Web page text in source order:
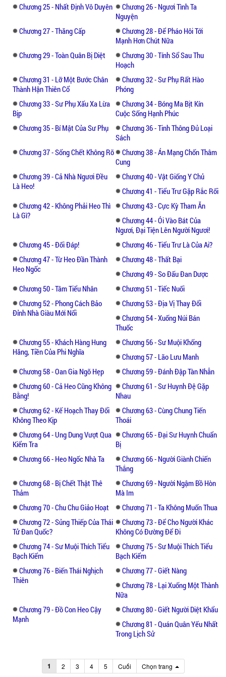
Chương 25 - Nhất Định Vô Duyên
Chương 26 - Ngươi Tình Ta
Nguyện
Chương 27 - Thăng Cấp
Chương 28 - Để Pháo Hôi Tới
Mạnh Hơn Chút Nữa
Chương 29 - Toàn Quân Bị Diệt
Chương 30 - Tính Sổ Sau Thu
Hoạch
Chương 31 - Lỡ Một Bước Chân
Thành Hận Thiên Cổ
Chương 32 - Sư Phụ Rất Hào
Phóng
Chương 33 - Sư Phụ Xấu Xa Lừa
Bịp
Chương 34 - Bóng Ma Bịt Kín
Cuộc Sống Hạnh Phúc
Chương 35 - Bí Mật Của Sư Phụ
Chương 36 - Tinh Thông Đủ Loại
Sách
Chương 37 - Sống Chết Không Rõ
Chương 38 - Án Mạng Chốn Thâm
Cung
Chương 39 - Cả Nhà Ngươi Đều
Là Heo!
Chương 40 - Vật Giống Y Chủ
Chương 41 - Tiểu Trư Gặp Rắc Rối
Chương 42 - Không Phải Heo Thì
Là Gì?
Chương 43 - Cực Kỳ Tham Ăn
Chương 44 - Ói Vào Bát Của
Ngươi, Đại Tiện Lên Người Ngươi!
Chương 45 - Đối Đáp!
Chương 46 - Tiểu Trư Là Của Ai?
Chương 47 - Từ Heo Đần Thành
Heo Ngốc
Chương 48 - Thất Bại
Chương 49 - So Đấu Đan Dược
Chương 50 - Tâm Tiểu Nhân
Chương 51 - Tiếc Nuối
Chương 52 - Phong Cách Bảo
Đỉnh Nhà Giàu Mới Nổi
Chương 53 - Địa Vị Thay Đổi
Chương 54 - Xuống Núi Bán
Thuốc
Chương 55 - Khách Hàng Hung
Hăng, Tiền Của Phi Nghĩa
Chương 56 - Sư Muội Khống
Chương 57 - Lão Lưu Manh
Chương 58 - Oan Gia Ngõ Hẹp
Chương 59 - Đánh Đập Tàn Nhẫn
Chương 60 - Cả Heo Cũng Không
Bằng!
Chương 61 - Sư Huynh Đệ Gặp
Nhau
Chương 62 - Kế Hoạch Thay Đổi
Không Theo Kịp
Chương 63 - Cùng Chung Tiến
Thoái
Chương 64 - Ung Dung Vượt Qua
Kiểm Tra
Chương 65 - Đại Sư Huynh Chuẩn
Bị
Chương 66 - Heo Ngốc Nhà Ta
Chương 66 - Người Giành Chiến
Thắng
Chương 68 - Bị Chết Thật Thê
Thảm
Chương 69 - Người Ngậm Bồ Hòn
Mà Im
Chương 70 - Chu Chu Giảo Hoạt
Chương 71 - Ta Không Muốn Thua
Chương 72 - Sủng Thiếp Của Thái
Tử Đan Quốc?
Chương 73 - Để Cho Người Khác
Không Có Đường Để Đi
Chương 74 - Sư Muội Thích Tiểu
Bạch Kiểm
Chương 75 - Sư Muội Thích Tiểu
Bạch Kiểm
Chương 76 - Biến Thái Nghịch
Thiên
Chương 77 - Giết Nàng
Chương 78 - Lại Xuống Một Thành
Nữa
Chương 79 - Đồ Con Heo Cậy
Mạnh
Chương 80 - Giết Người Diệt Khẩu
Chương 81 - Quán Quân Yếu Nhất
Trong Lịch Sử
1 2 3 4 5 Cuối Chọn trang